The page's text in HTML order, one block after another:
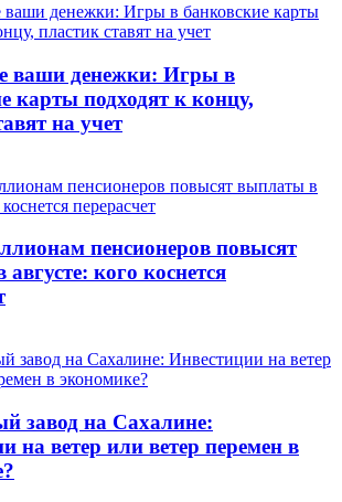
ваши денежки: Игры в
карты подходят к концу,
на учет
пенсионеров повысят
кого коснется
завод на Сахалине:
на ветер или ветер перемен в